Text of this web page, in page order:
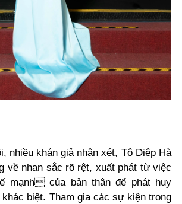
nhiều khán giả nhận xét, Tô Diệp Hà
về nhan sắc rõ rệt, xuất phát từ việc
mạnh của bản thân để phát huy
khác biệt. Tham gia các sự kiện trong